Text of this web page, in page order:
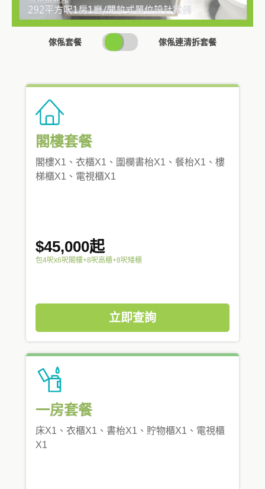
傢俬套餐
SWITCH
PRICING
傢俬連清拆套餐
閣樓套餐
閣樓X1、衣櫃X1、圍欄書枱X1、餐枱X1、樓
梯櫃X1、電視櫃X1
$45,000起
包4呎x6呎閣樓+8呎高櫃+8呎矮櫃
立即查詢
一房套餐
床X1、衣櫃X1、書枱X1、貯物櫃X1、電視櫃
X1